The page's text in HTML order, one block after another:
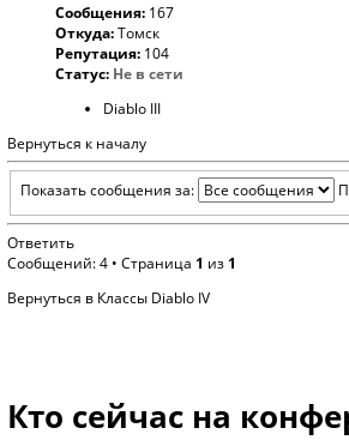
Сообщения: 167
Откуда:Томск
Репутация: 104
Статус: Не в сети
Diablo III
Вернуться к началу
Показать сообщения за:
Ответить
Сообщений: 4 • Страница 1 из 1
Вернуться в Классы Diablo IV
Кто сейчас на